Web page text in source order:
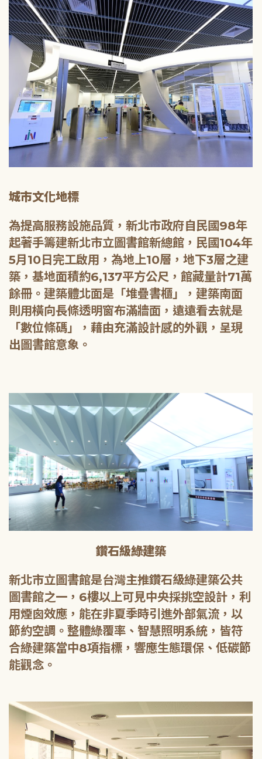
城市文化地標
為提高服務設施品質，新北市政府自民國98年
起著手籌建新北市立圖書館新總館，民國104年
5月10日完工啟用，為地上10層，地下3層之建
築，基地面積約6,137平方公尺，館藏量計71萬
餘冊。建築體北面是「堆疊書櫃」，建築南面
則用橫向長條透明窗布滿牆面，遠遠看去就是
「數位條碼」，藉由充滿設計感的外觀，呈現
出圖書館意象。
鑽石級綠建築
新北市立圖書館是台灣主推鑽石級綠建築公共
圖書館之一，6樓以上可見中央採挑空設計，利
用煙囪效應，能在非夏季時引進外部氣流，以
節約空調。整體綠覆率、智慧照明系統，皆符
合綠建築當中8項指標，響應生態環保、低碳節
能觀念。